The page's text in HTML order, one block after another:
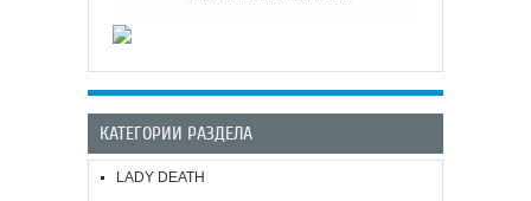
КАТЕГОРИИ РАЗДЕЛА
LADY DEATH